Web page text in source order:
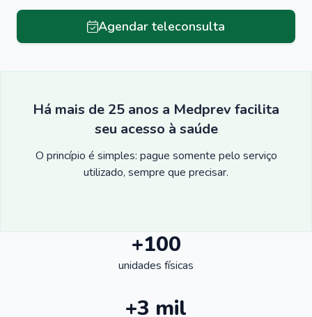
Agendar teleconsulta
Há mais de 25 anos a Medprev facilita
seu acesso à saúde
O princípio é simples: pague somente pelo serviço
utilizado, sempre que precisar.
+100
unidades físicas
+3 mil